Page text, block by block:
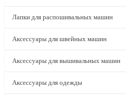
Лапки для распошивальных машин
Аксессуары для швейных машин
Аксессуары для вышивальных машин
Аксессуары для одежды